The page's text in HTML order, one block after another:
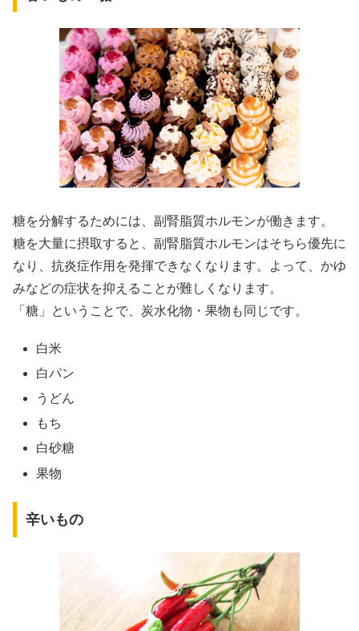
糖を分解するためには、副腎脂質ホルモンが働きます。
糖を大量に摂取すると、副腎脂質ホルモンはそちら優先に
なり、抗炎症作用を発揮できなくなります。よって、かゆ
みなどの症状を抑えることが難しくなります。
「糖」ということで、炭水化物・果物も同じです。
白米
白パン
うどん
もち
白砂糖
果物
辛いもの